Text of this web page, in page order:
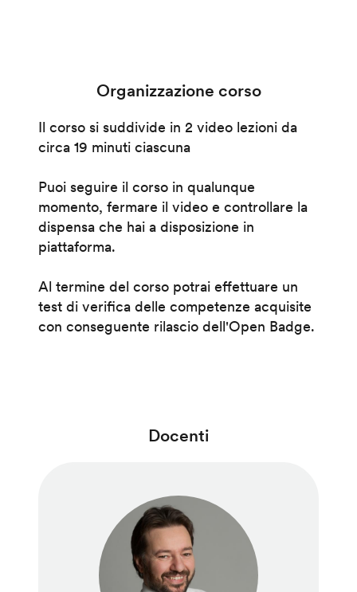
Organizzazione corso
Il corso si suddivide in 2 video lezioni da
circa 19 minuti ciascuna
Puoi seguire il corso in qualunque
momento, fermare il video e controllare la
dispensa che hai a disposizione in
piattaforma.
Al termine del corso potrai effettuare un
test di verifica delle competenze acquisite
con conseguente rilascio dell'Open Badge.
Docenti